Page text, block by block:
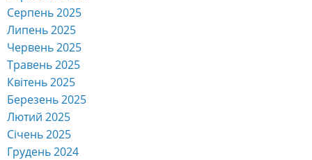
Серпень 2025
Липень 2025
Червень 2025
Травень 2025
Квітень 2025
Березень 2025
Лютий 2025
Січень 2025
Грудень 2024